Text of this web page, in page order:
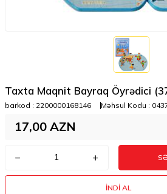
Taxta Maqnit Bayraq Öyrədici
barkod : 2200000168146 Məhsul Kodu :
17,00 AZN
İNDI AL